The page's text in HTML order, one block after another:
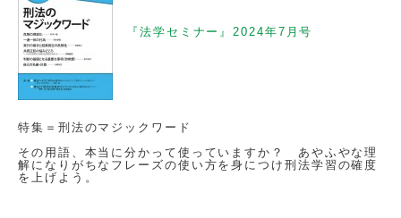
『法学セミナー』2024年7月号
特集＝刑法のマジックワード
その用語、本当に分かって使っていますか？ あやふやな理
解になりがちなフレーズの使い方を身につけ刑法学習の確度
を上げよう。